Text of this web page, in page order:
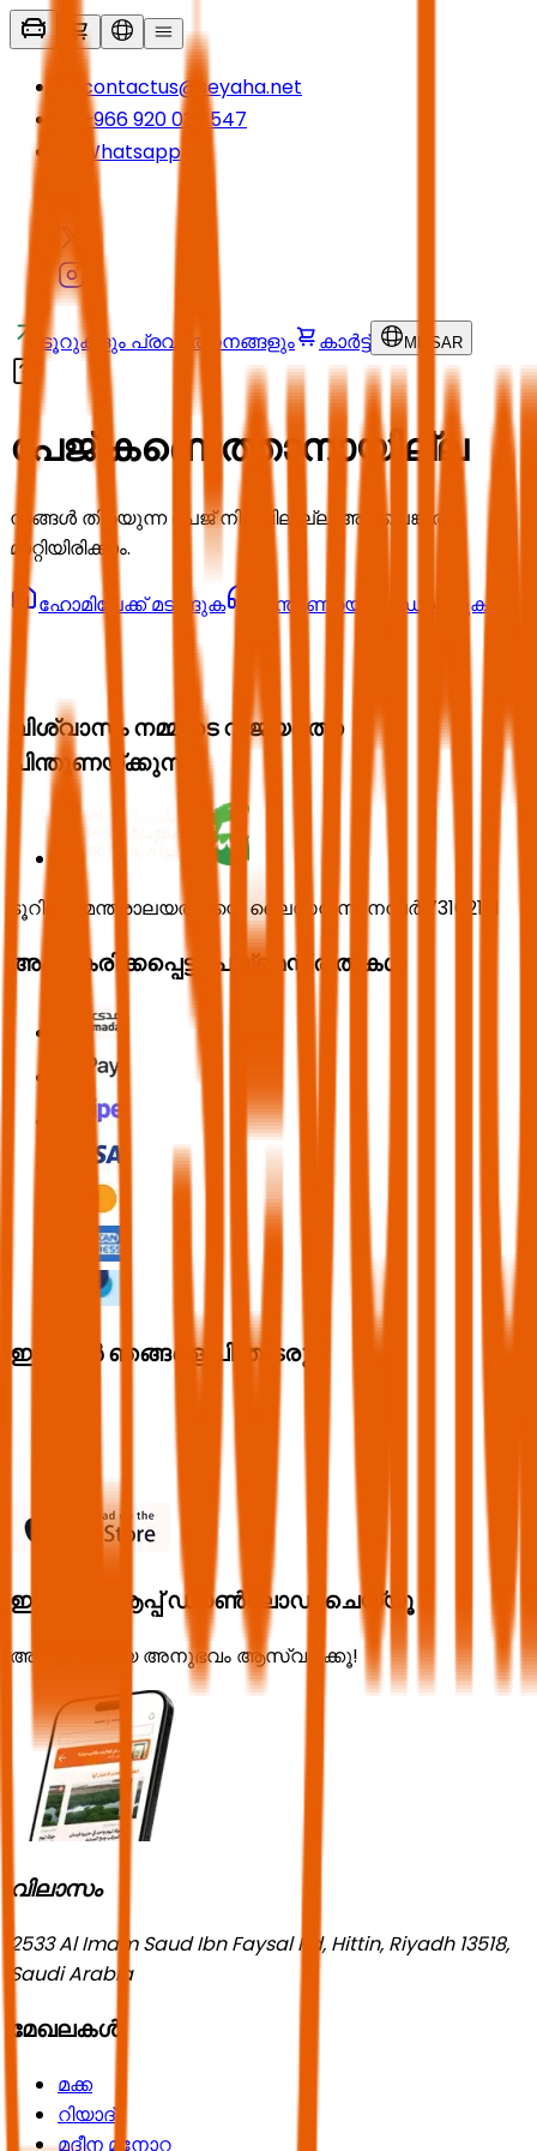
contactus@seyaha.net
+966 920 032 547
Whatsapp
ടൂറുകളും പ്രവർത്തനങ്ങളും കാർട്ട് ML SAR
പേജ് കണ്ടെത്താനായില്ല
നിങ്ങൾ തിരയുന്ന പേജ് നിലവിലില്ല അല്ലെങ്കിൽ
മാറ്റിയിരിക്കാം.
ഹോമിലേക്ക് മടങ്ങുക പിന്തുണയെ ബന്ധപ്പെടുക
വിശ്വാസം നമ്മുടെ വിജയത്തെ
പിന്തുണയ്ക്കുന്നു.
ടൂറിസം മന്ത്രാലയത്തിന്റെ ലൈസൻസ് നമ്പർ 73102191
അംഗീകരിക്കപ്പെട്ട പേയ്മെന്റ് രീതികൾ
ഇപ്പൊൾ ഞങ്ങളെ പിന്തുടരൂ
ഇപ്പൊൾ ആപ്പ് ഡൗൺലോഡ് ചെയ്യൂ
അതുല്യമായ അനുഭവം ആസ്വദിക്കൂ!
വിലാസം
2533 Al Imam Saud Ibn Faysal Rd, Hittin, Riyadh 13518,
Saudi Arabia
മേഖലകൾ
മക്ക
റിയാദ്
മദീന മനോറ